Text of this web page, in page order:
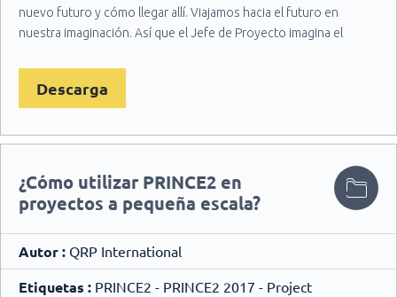
nuevo futuro y cómo llegar allí. Viajamos hacia el futuro en
nuestra imaginación. Así que el Jefe de Proyecto imagina el
Descarga
¿Cómo utilizar PRINCE2 en
proyectos a pequeña escala?
Autor : QRP International
Etiquetas : PRINCE2 - PRINCE2 2017 - Project